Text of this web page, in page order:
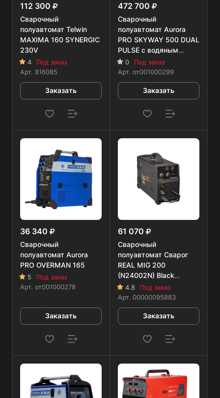
112 300
Сварочный
полуавтомат Telwin
MAXIMA 160 SYNERGIC
230V
4
Под заказ
Арт. 816085
Заказать
472 700
Сварочный
полуавтомат Aurora
PRO SKYWAY 500 DUAL
PULSE с водяным
охлаждением
0
Под заказ
Арт. от001000299
Заказать
36 340
Сварочный
полуавтомат Aurora
PRO OVERMAN 165
5
Под заказ
Арт. от001000278
Заказать
61 070
Сварочный
полуавтомат Сварог
REAL MIG 200
(N24002N) Black
(маска+краги)
4.8
Под заказ
Арт. 00000095883
Заказать